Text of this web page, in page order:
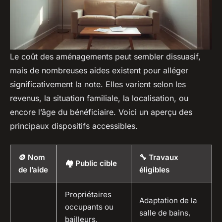
Le coût des aménagements peut sembler dissuasif,
mais de nombreuses aides existent pour alléger
significativement la note. Elles varient selon les
revenus, la situation familiale, la localisation, ou
encore l’âge du bénéficiaire. Voici un aperçu des
principaux dispositifs accessibles.
🪙 Nom
de l’aide
🏘️ Public cible
🔧 Travaux
éligibles
Propriétaires
occupants ou
bailleurs,
Adaptation de la
salle de bains,